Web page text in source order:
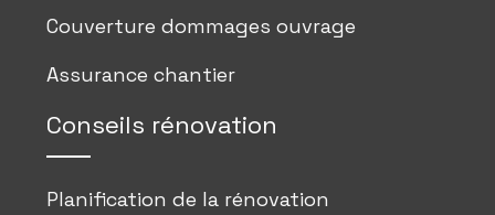
Couverture dommages ouvrage
Assurance chantier
Conseils rénovation
Planification de la rénovation